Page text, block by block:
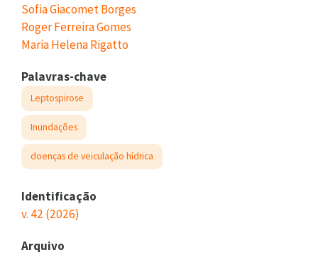
Sofia Giacomet Borges
Roger Ferreira Gomes
Maria Helena Rigatto
Palavras-chave
Leptospirose
Inundações
doenças de veiculação hídrica
Identificação
v. 42 (2026)
Arquivo